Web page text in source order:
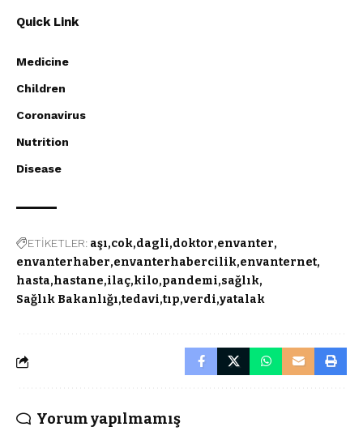
Quick Link
Medicine
Children
Coronavirus
Nutrition
Disease
ETİKETLER: aşı cok dagli doktor envanter
envanterhaber envanterhabercilik envanternet
hasta hastane ilaç kilo pandemi sağlık
Sağlık Bakanlığı tedavi tıp verdi yatalak
Yorum yapılmamış